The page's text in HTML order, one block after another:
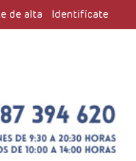
de alta Identifícate